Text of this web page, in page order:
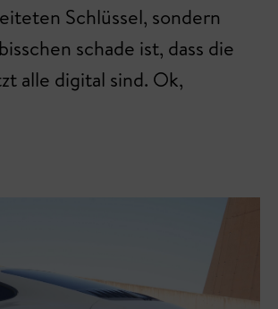
Schlüssel, sondern
schade ist, dass die
alle digital sind. Ok,